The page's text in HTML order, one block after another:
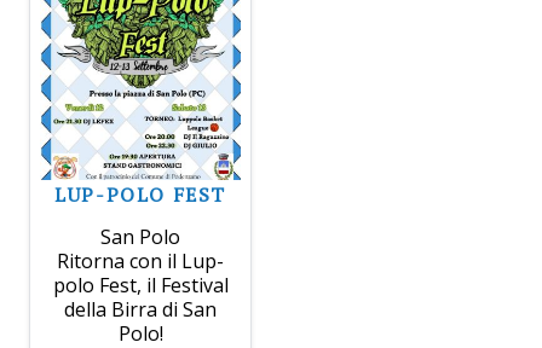
LUP-POLO FEST
San Polo
Ritorna con il Lup-
polo Fest, il Festival
della Birra di San
Polo!